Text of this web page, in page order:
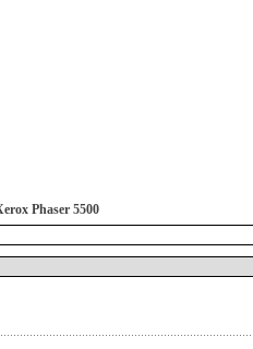
Phaser 5500